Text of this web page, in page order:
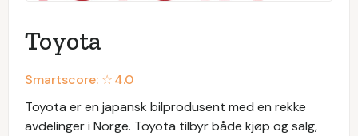
Toyota
Smartscore: ☆4.0
Toyota er en japansk bilprodusent med en rekke
avdelinger i Norge. Toyota tilbyr både kjøp og salg,